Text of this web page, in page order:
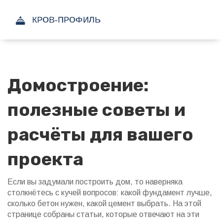
Домостроение:
полезные советы и
расчёты для вашего
проекта
Если вы задумали построить дом, то наверняка
столкнётесь с кучей вопросов: какой фундамент лучше,
сколько бетон нужен, какой цемент выбрать. На этой
странице собраны статьи, которые отвечают на эти